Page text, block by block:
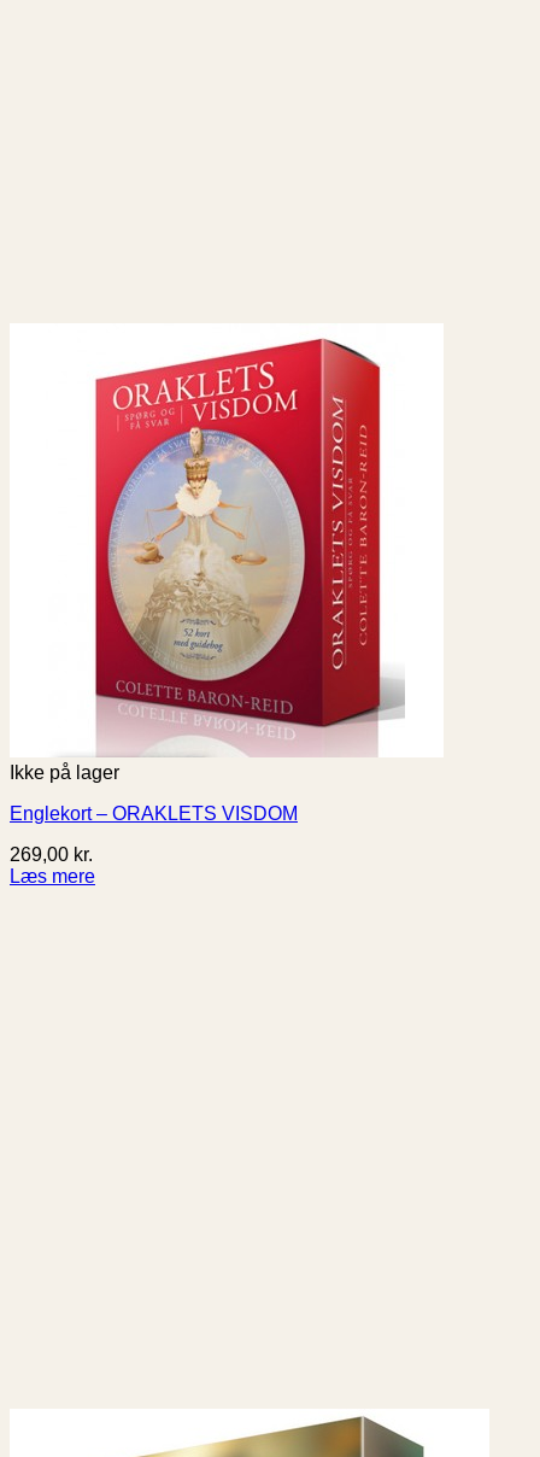
Ikke på lager
Englekort – ORAKLETS VISDOM
269,00 kr.
Læs mere